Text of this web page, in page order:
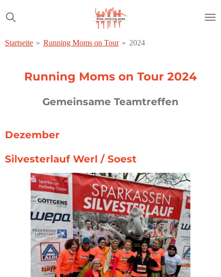
Hauptinhalt
Startseite » Running Moms on Tour » 2024
Running Moms on Tour 2024
Gemeinsame Teamtreffen
Dezember
Silvesterlauf Werl / Soest